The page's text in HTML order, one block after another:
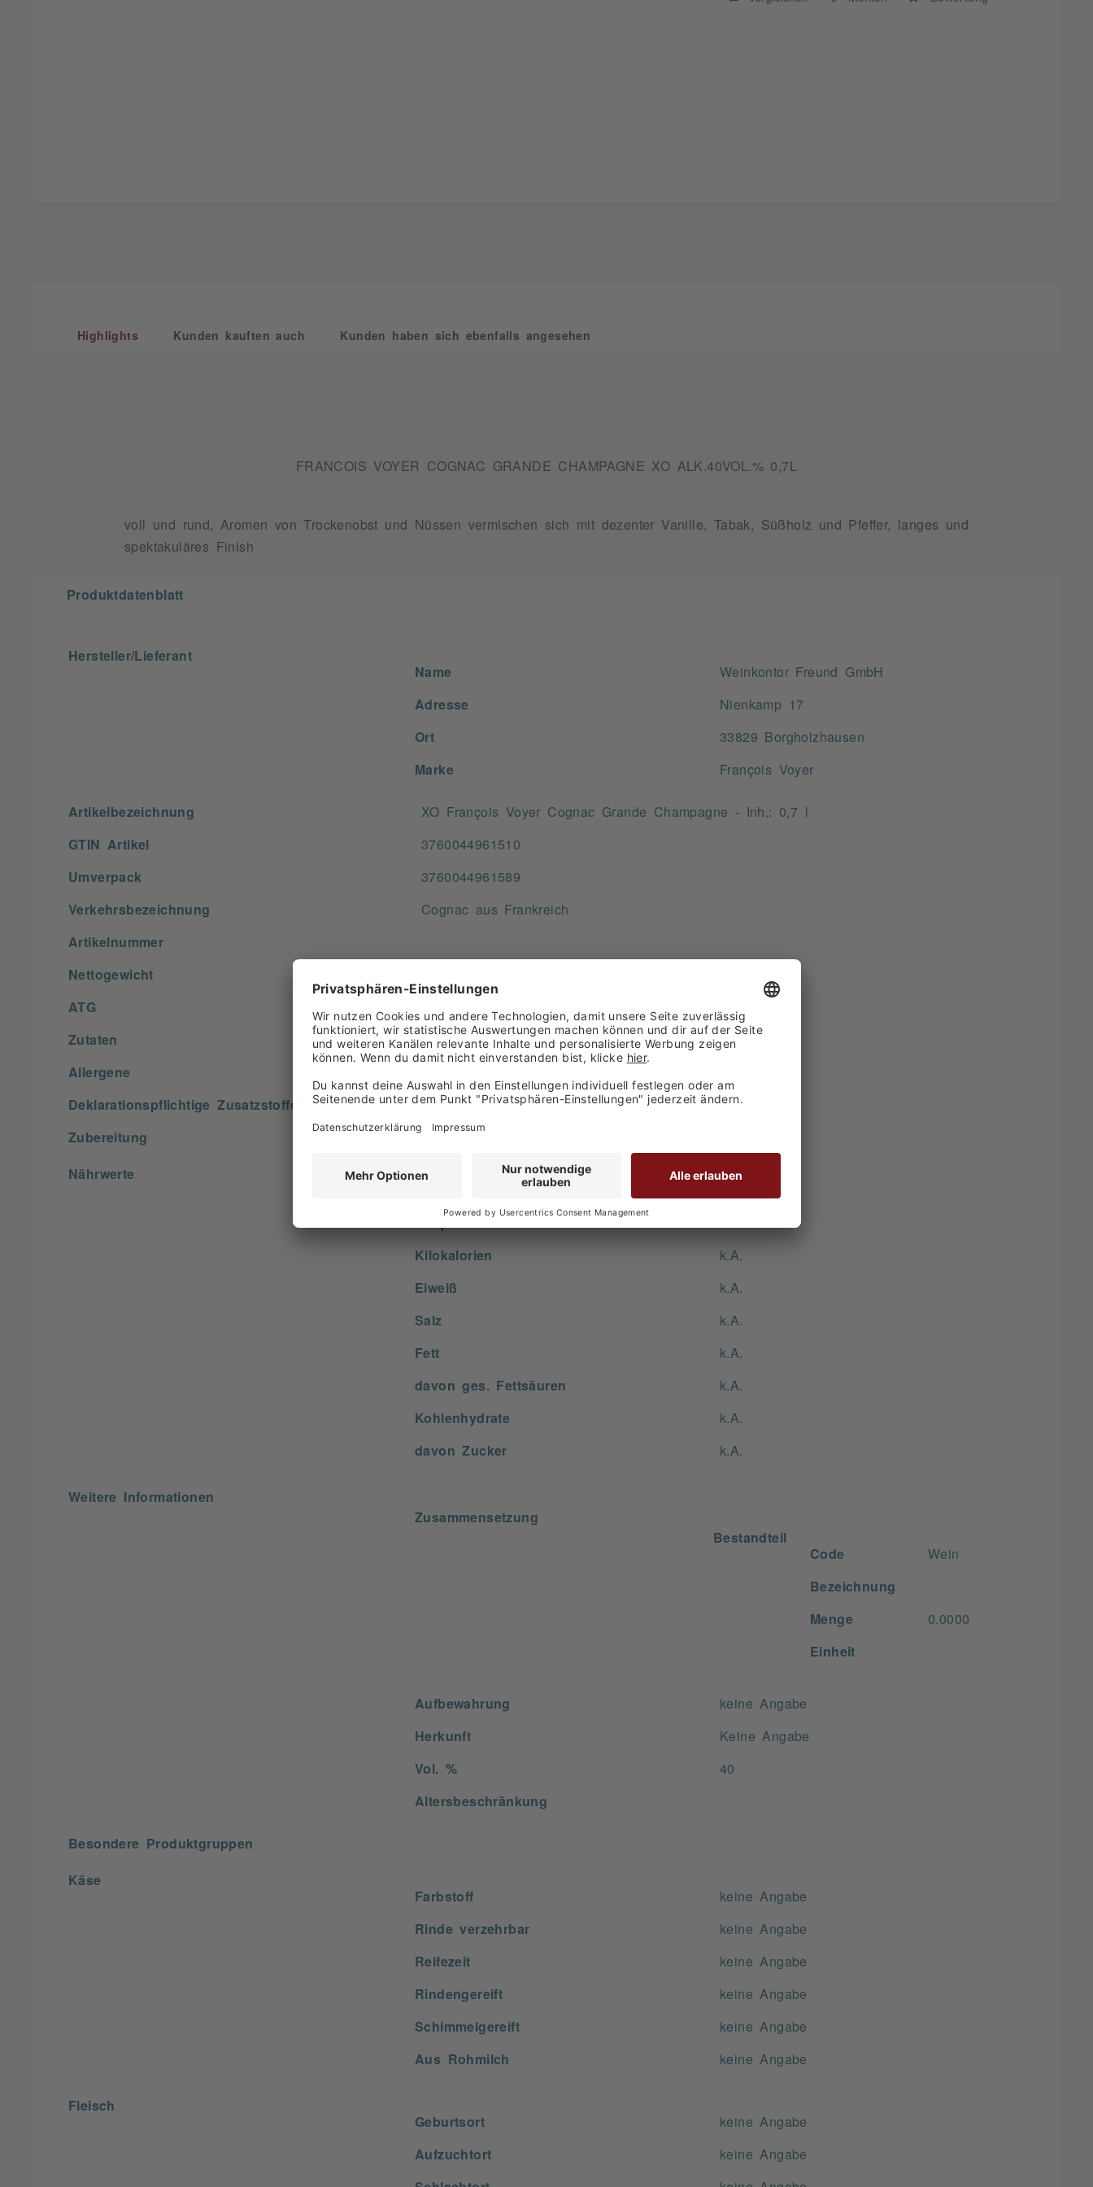
Highlights Kunden kauften auch Kunden haben sich ebenfalls angesehen
FRANCOIS VOYER COGNAC GRANDE CHAMPAGNE XO ALK.40VOL.% 0,7L
voll und rund, Aromen von Trockenobst und Nüssen vermischen sich mit dezenter Vanille, Tabak, Süßholz und Pfeffer, langes und
spektakuläres Finish
Produktdatenblatt
Hersteller/Lieferant
Name
Weinkontor Freund GmbH
Adresse Nienkamp 17
Ort 33829 Borgholzhausen
Marke François Voyer
Artikelbezeichnung XO François Voyer Cognac Grande Champagne - Inh.: 0,7 l
GTIN Artikel 3760044961510
Umverpack 3760044961589
Verkehrsbezeichnung Cognac aus Frankreich
Artikelnummer
Nettogewicht
ATG
Zutaten Enthält Sulfite
Allergene
Deklarationspflichtige Zusatzstoffe keine Angabe
Zubereitung keine Angabe
Nährwerte
Kilokalorien k.A.
Eiweiß k.A.
Salz k.A.
Fett k.A.
davon ges. Fettsäuren k.A.
Kohlenhydrate k.A.
davon Zucker k.A.
Weitere Informationen
Zusammensetzung
Bestandteil
Code
Wein
Bezeichnung
Menge 0.0000
Einheit
Aufbewahrung keine Angabe
Herkunft Keine Angabe
Vol. % 40
Altersbeschränkung
Besondere Produktgruppen
Käse
Farbstoff
keine Angabe
Rinde verzehrbar keine Angabe
Reifezeit keine Angabe
Rindengereift keine Angabe
Schimmelgereift keine Angabe
Aus Rohmilch keine Angabe
Fleisch
Geburtsort
keine Angabe
Aufzuchtort keine Angabe